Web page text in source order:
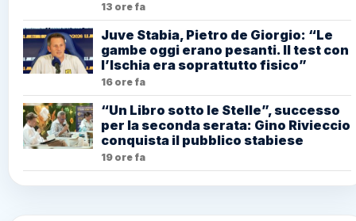
13 ore fa
Juve Stabia, Pietro de Giorgio: “Le
gambe oggi erano pesanti. Il test con
l’Ischia era soprattutto fisico”
16 ore fa
“Un Libro sotto le Stelle”, successo
per la seconda serata: Gino Rivieccio
conquista il pubblico stabiese
19 ore fa